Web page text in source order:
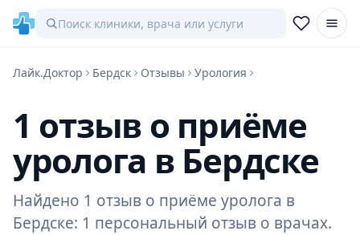
Лайк.Доктор Бердск Отзывы Урология
1 отзыв о приёме
уролога в Бердске
Найдено 1 отзыв о приёме уролога в
Бердске: 1 персональный отзыв о врачах.